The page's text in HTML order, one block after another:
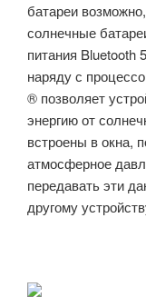
батареи
солнечные
питания Bluetooth
наряду с
® позволяет
энергию от
встроены в окна,
атмосферное
передавать эти
другому